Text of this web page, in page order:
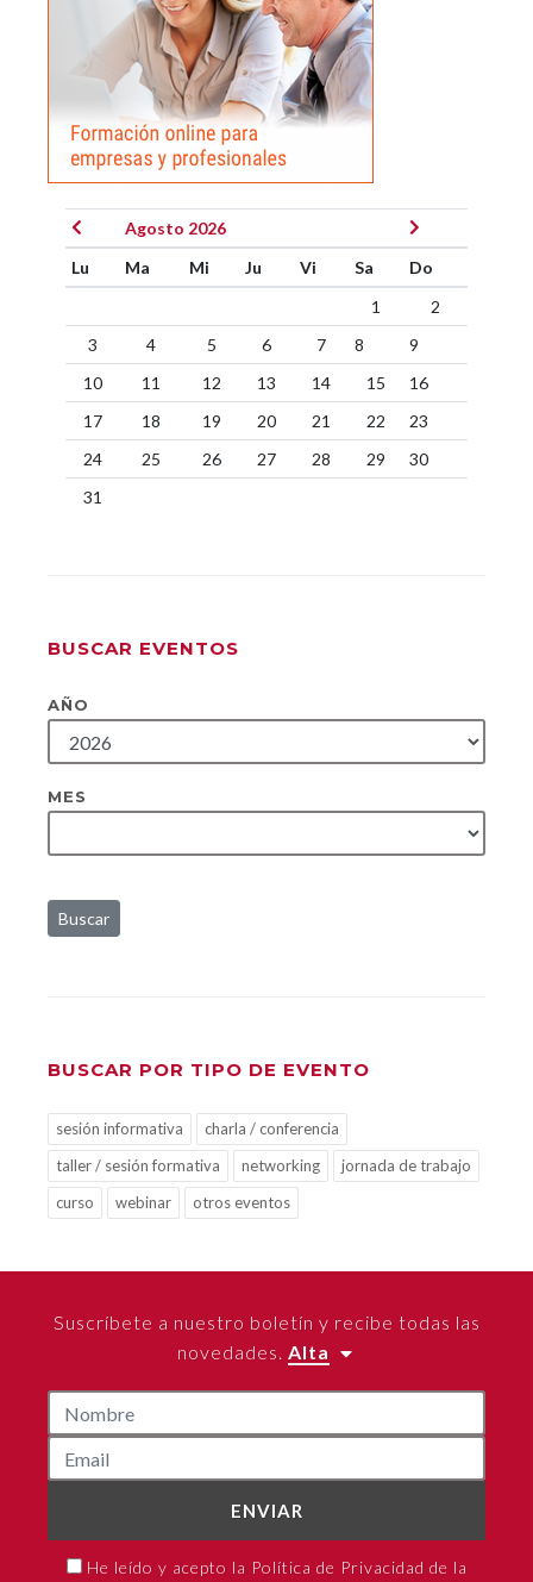
Agosto 2026
Lu
Ma Mi Ju Vi Sa
Do
1
2
3
4 5 6 7 8
9
10
11 12 13 14 15
16
17
18 19 20 21 22
23
24
25 26 27 28 29
30
31
BUSCAR EVENTOS
AÑO
MES
Buscar
BUSCAR POR TIPO DE EVENTO
sesión informativa
charla / conferencia
taller / sesión formativa
networking
jornada de trabajo
curso
webinar otros eventos
Suscríbete a nuestro boletín y recibe todas las
novedades. Alta
ENVIAR
He leído y acepto la Política de Privacidad de la